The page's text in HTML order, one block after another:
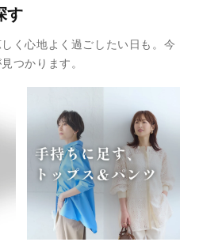
す
く心地よく過ごしたい日も。今
つかります。